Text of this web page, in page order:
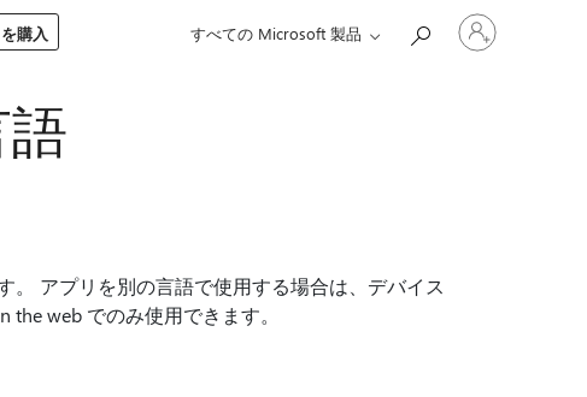
購入 すべての Microsoft 製品
カ
。 アプリを別の言語で使用する場合は、デバイス
web でのみ使用できます。